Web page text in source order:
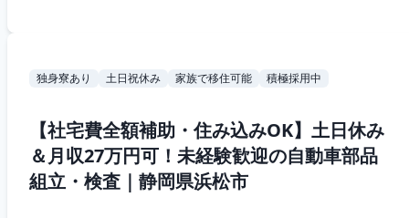
独身寮あり 土日祝休み 家族で移住可能 積極採用中
【社宅費全額補助・住み込みOK】土日休み
＆月収27万円可！未経験歓迎の自動車部品
組立・検査｜静岡県浜松市